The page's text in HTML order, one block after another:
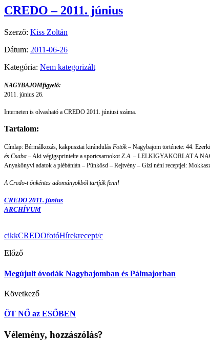
CREDO – 2011. június
Szerző: Kiss Zoltán
Dátum: 2011-06-26
Kategória: Nem kategorizált
NAGYBAJOMfigyelő:
2011. június 26.
Interneten is olvasható a CREDO 2011. júniusi száma.
Tartalom:
Címlap: Bérmálkozás, kakpusztai kirándulás Fotók – Nagybajom története: 44.
és Csaba – Aki végigsprintelte a sportcsarnokotZ.A. – LELKIGYAKORLAT A
Anyakönyvi adatok a plébánián – Pünkösd – Rejtvény – Gizi néni receptjei:
A Credo-t önkéntes adományokból tartják fenn!
CREDO 2011. június
ARCHÍVUM
cikkCREDOfotóHírekrecept/c
Előző
Megújult óvodák Nagybajomban és Pálmajorban
Következő
ÖT NŐ az ESŐBEN
Vélemény, hozzászólás?